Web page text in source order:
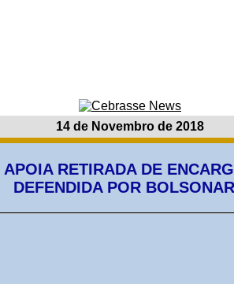
14 de Novembro de 2018
APOIA RETIRADA DE
DEFENDIDA POR